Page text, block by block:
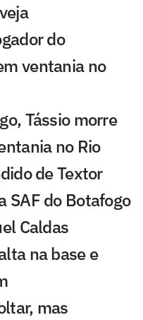
do
ventania no
Tássio morre
no Rio
de Textor
SAF do Botafogo
Caldas
na base e
mas